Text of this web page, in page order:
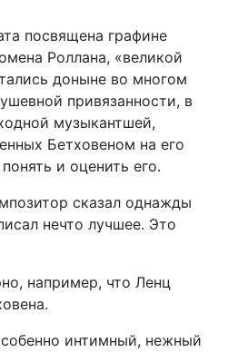
посвящена графине
Роллана, «великой
доныне во многом
привязанности, в
музыкантшей,
Бетховеном на его
и оценить его.
сказал однажды
нечто лучшее. Это
например, что Ленц
интимный, нежный